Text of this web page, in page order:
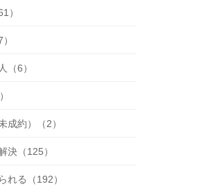
）
（6）
成約）（2）
決（125）
れる（192）